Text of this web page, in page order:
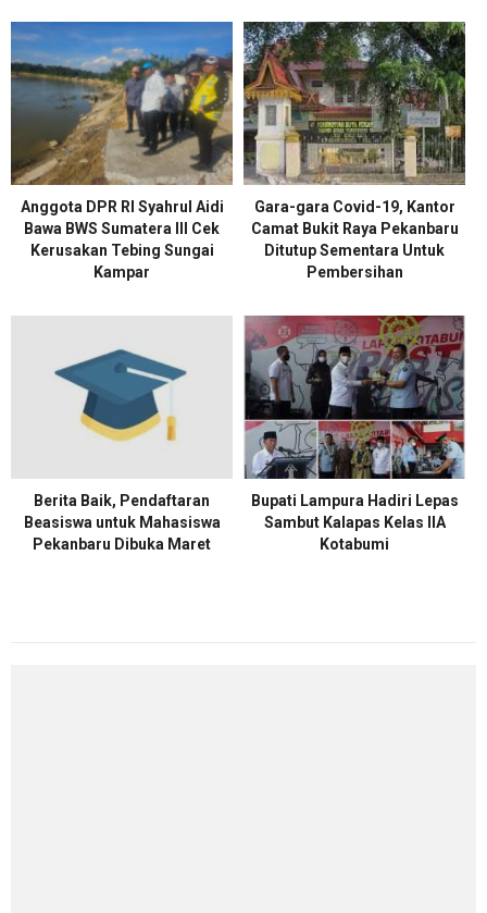
Anggota DPR RI Syahrul Aidi
Bawa BWS Sumatera III Cek
Kerusakan Tebing Sungai
Kampar
Gara-gara Covid-19, Kantor
Camat Bukit Raya Pekanbaru
Ditutup Sementara Untuk
Pembersihan
Berita Baik, Pendaftaran
Beasiswa untuk Mahasiswa
Pekanbaru Dibuka Maret
Bupati Lampura Hadiri Lepas
Sambut Kalapas Kelas IIA
Kotabumi